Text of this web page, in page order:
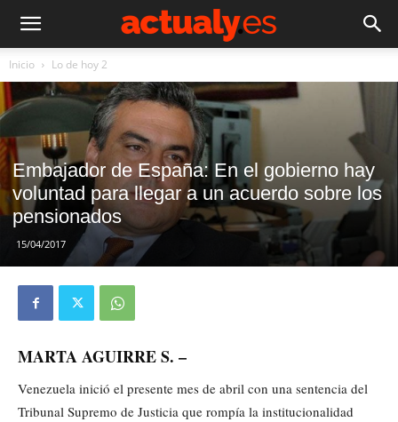
Inicio Lo de hoy 2
Embajador de España: En el gobierno hay
voluntad para llegar a un acuerdo sobre los
pensionados
15/04/2017
MARTA AGUIRRE S. –
Venezuela inició el presente mes de abril con una sentencia del
Tribunal Supremo de Justicia que rompía la institucionalidad